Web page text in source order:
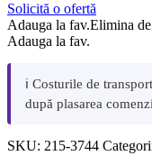
Solicită o ofertă
Adauga la fav.Elimina
Adauga la fav.
ℹ️ Costurile de
după plasarea
SKU: 215-3744